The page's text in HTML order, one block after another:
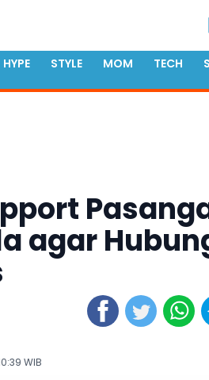
HYPE STYLE MOM TECH
agar
WIB